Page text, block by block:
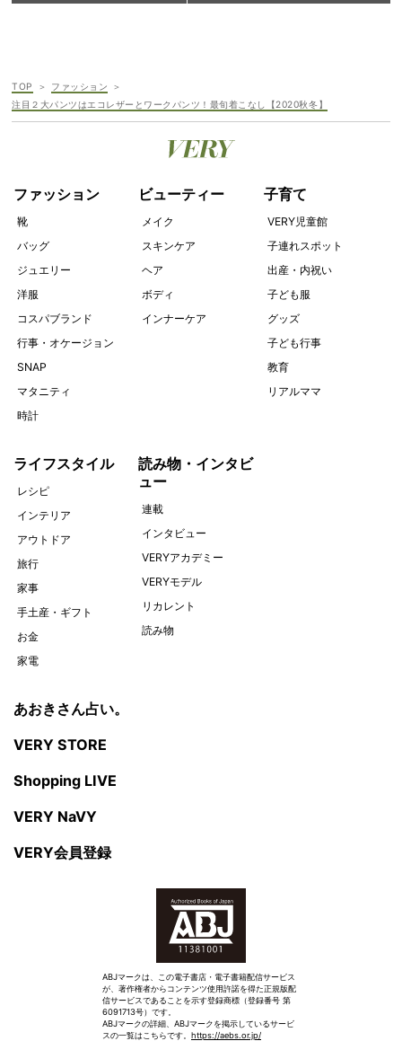
TOP
ファッション
注目２大パンツはエコレザーとワークパンツ！最旬着こなし【2020秋冬】
ファッション
靴
バッグ
ジュエリー
洋服
コスパブランド
行事・オケージョン
SNAP
マタニティ
時計
ビューティー
メイク
スキンケア
ヘア
ボディ
インナーケア
子育て
VERY児童館
子連れスポット
出産・内祝い
子ども服
グッズ
子ども行事
教育
リアルママ
ライフスタイル
レシピ
インテリア
アウトドア
旅行
家事
手土産・ギフト
お金
家電
読み物・インタビ
ュー
連載
インタビュー
VERYアカデミー
VERYモデル
リカレント
読み物
あおきさん占い。
VERY STORE
Shopping LIVE
VERY NaVY
VERY会員登録
ABJマークは、この電子書店・電子書籍配信サービス
が、著作権者からコンテンツ使用許諾を得た正規版配
信サービスであることを示す登録商標（登録番号 第
6091713号）です。
ABJマークの詳細、ABJマークを掲示しているサービ
スの一覧はこちらです。 https://aebs.or.jp/